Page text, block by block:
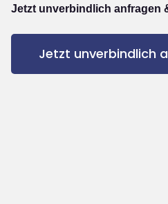
Jetzt unverbindlich anfragen
Jetzt unverbindlich